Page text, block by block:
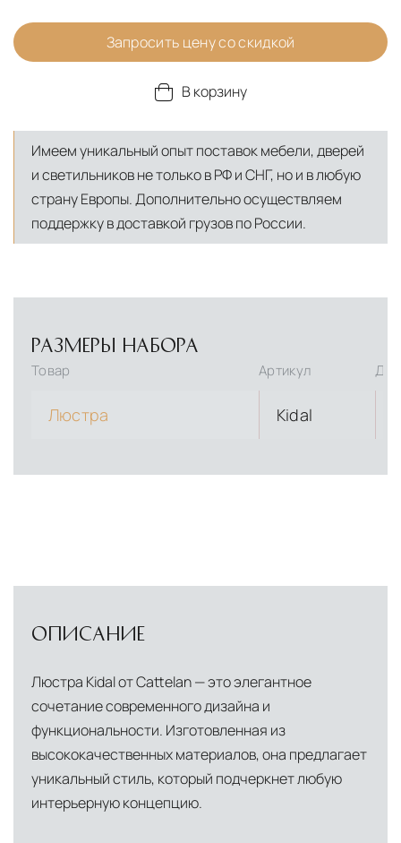
Запросить цену со скидкой
В корзину
Имеем уникальный опыт поставок мебели, дверей
и светильников не только в РФ и СНГ, но и в любую
страну Европы. Дополнительно осуществляем
поддержку в доставкой грузов по России.
РАЗМЕРЫ НАБОРА
Товар Артикул
Люстра Kidal
ОПИСАНИЕ
Люстра Kidal от Cattelan — это элегантное
сочетание современного дизайна и
функциональности. Изготовленная из
высококачественных материалов, она предлагает
уникальный стиль, который подчеркнет любую
интерьерную концепцию.